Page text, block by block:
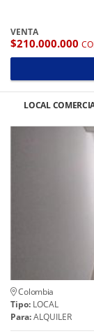
VENTA
$210.000.000
LOCAL
Colombia
Tipo: LOCAL
Para:ALQUILER